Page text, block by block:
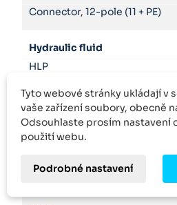
Connector, 12-pole (11 + PE)
Hydraulic fluid
HLP
Mounting flange
ISO 2-hole
SYDFEE
Tyto webové stránky ukládají v
vaše zařízení soubory, obecně
Odsouhlaste prosím nastavení
použití webu.
Podrobné nastavení